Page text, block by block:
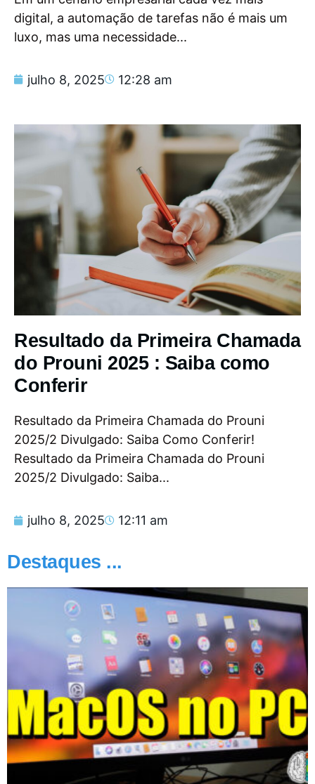
digital, a automação de tarefas não é mais um
luxo, mas uma necessidade...
julho 8, 2025 12:28 am
Resultado da Primeira Chamada
do Prouni 2025 : Saiba como
Conferir
Resultado da Primeira Chamada do Prouni
2025/2 Divulgado: Saiba Como Conferir!
Resultado da Primeira Chamada do Prouni
2025/2 Divulgado: Saiba...
julho 8, 2025 12:11 am
Destaques ...